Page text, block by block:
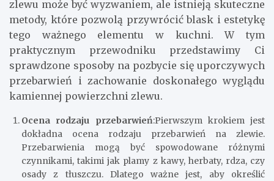
zlewu może być wyzwaniem, ale istnieją skuteczne
metody, które pozwolą przywrócić blask i estetykę
tego ważnego elementu w kuchni. W tym
praktycznym przewodniku przedstawimy Ci
sprawdzone sposoby na pozbycie się uporczywych
przebarwień i zachowanie doskonałego wyglądu
kamiennej powierzchni zlewu.
Ocena rodzaju przebarwień:Pierwszym krokiem jest
dokładna ocena rodzaju przebarwień na zlewie.
Przebarwienia mogą być spowodowane różnymi
czynnikami, takimi jak plamy z kawy, herbaty, rdza, czy
osady z tłuszczu. Dlatego ważne jest, aby określić